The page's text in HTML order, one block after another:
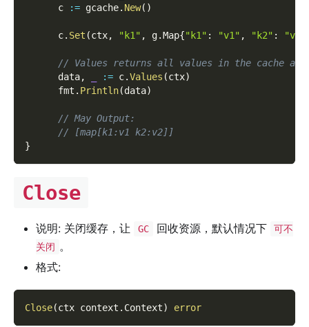
      c
:= gcache. New( )
      c
. Set (ctx, "k1" , g.Map{"k1" : "v1" , "k2" : "v2"
// Values returns all values in the cache as
      data
, := c.Values (ctx)
      fmt
. Println(data)
// May Output:
// [map[k1:v1 k2:v2]]
}
Close
说明: 关闭缓存，让 GC 回收资源，默认情况下
可不
关闭 。
格式:
Close(ctx context . Context) error